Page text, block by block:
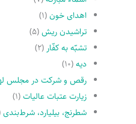
اهدای خون(۱)
تراشیدن ریش(۵)
تشبّه به کفّار (۲)
دیه(۱۰)
رقص و شرکت در مجلس
زیارت عتبات عالیات(۱)
شطرنج، بیلیارد، شرط‌بندی